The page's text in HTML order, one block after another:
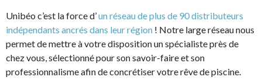
Unibéo c’est la force d’un réseau de plus de 90 distributeurs
indépendants ancrés dans leur région ! Notre large réseau nous
permet de mettre à votre disposition un spécialiste près de
chez vous, sélectionné pour son savoir-faire et son
professionnalisme afin de concrétiser votre rêve de piscine.